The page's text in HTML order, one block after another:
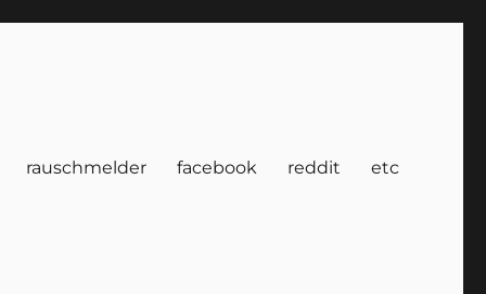
rauschmelder facebook reddit etc